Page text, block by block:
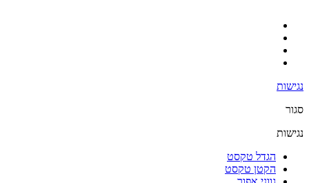
נגישות
סגור
נגישות
הגדל טקסט
הקטן טקסט